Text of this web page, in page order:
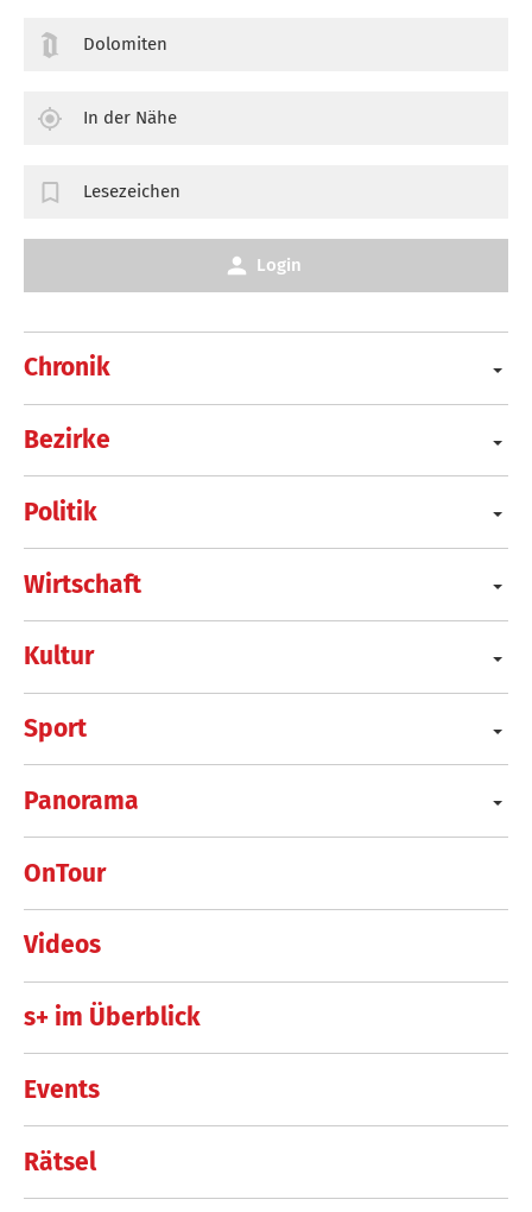
Chronik
Bezirke
Politik
Wirtschaft
Kultur
Sport
Panorama
OnTour
Videos
s+ im Überblick
Events
Rätsel
Dolomiten
In der Nähe
Lesezeichen
Login